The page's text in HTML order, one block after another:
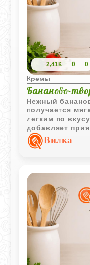
2,41K 0 0
Кремы
Бананово-
Нежный
получается
легким по
добавляет
мед делает
и ароматным.
Вилка